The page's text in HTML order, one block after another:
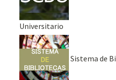
Universitario
Sistema de